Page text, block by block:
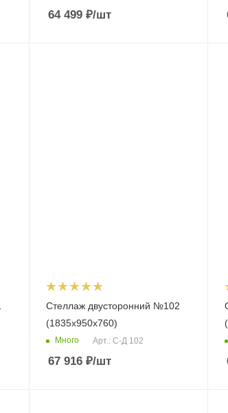
64 499₽/шт
Стеллаж двусторонний №102
(1835х950х760)
Много Арт.: С-Д 102
67 916₽/шт